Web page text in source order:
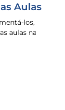
Aulas
los,
aulas na